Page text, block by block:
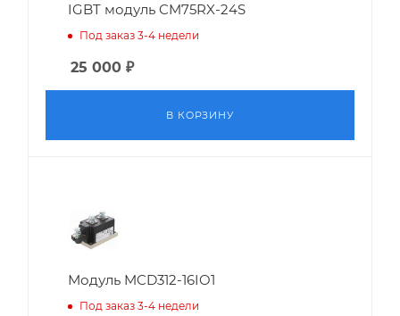
IGBT модуль CM75RX-24S
Под заказ 3-4 недели
25 000 ₽
В КОРЗИНУ
Модуль MCD312-16IO1
Под заказ 3-4 недели